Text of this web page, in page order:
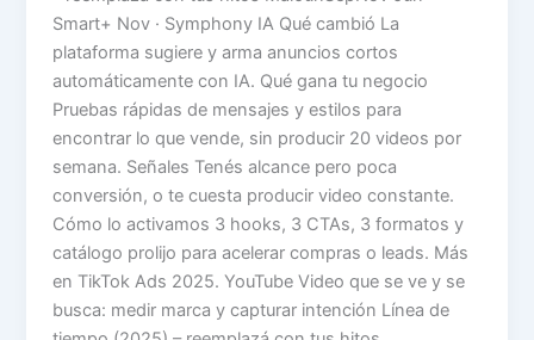
Smart+ Nov · Symphony IA Qué cambió La
plataforma sugiere y arma anuncios cortos
automáticamente con IA. Qué gana tu negocio
Pruebas rápidas de mensajes y estilos para
encontrar lo que vende, sin producir 20 videos por
semana. Señales Tenés alcance pero poca
conversión, o te cuesta producir video constante.
Cómo lo activamos 3 hooks, 3 CTAs, 3 formatos y
catálogo prolijo para acelerar compras o leads. Más
en TikTok Ads 2025. YouTube Video que se ve y se
busca: medir marca y capturar intención Línea de